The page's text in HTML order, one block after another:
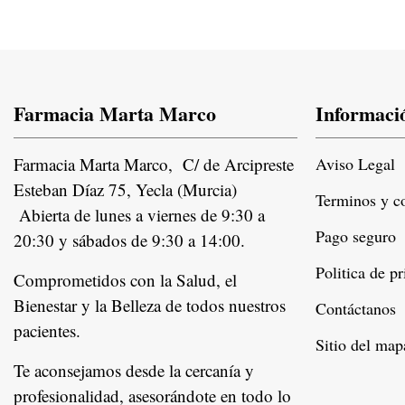
Farmacia Marta Marco
Farmacia Marta Marco, C/ de Arcipreste
Esteban Díaz 75, Yecla (Murcia)
Abierta de lunes a viernes de 9:30 a
20:30 y sábados de 9:30 a 14:00.
Comprometidos con la Salud, el
Bienestar y la Belleza de todos nuestros
pacientes.
Te aconsejamos desde la cercanía y
profesionalidad, asesorándote en todo lo
Aviso Legal
Terminos y
Pago seguro
Politica de
Contáctanos
Sitio del